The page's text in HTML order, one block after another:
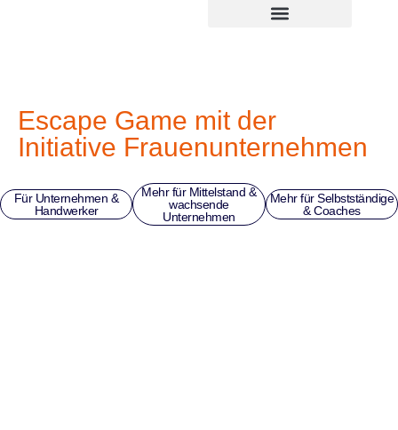
Escape Game mit der
Initiative Frauenunternehmen
Für Unternehmen &
Handwerker
Mehr für Mittelstand &
wachsende
Unternehmen
Mehr für Selbstständige
& Coaches